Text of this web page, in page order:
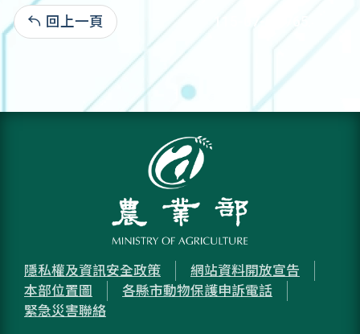
回上一頁
隱私權及資訊安全政策
網站資料開放宣告
本部位置圖
各縣市動物保護申訴電話
緊急災害聯絡